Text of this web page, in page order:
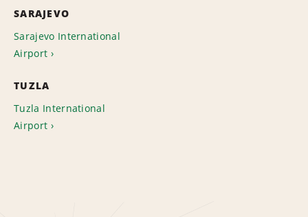
SARAJEVO
Sarajevo International
Airport
TUZLA
Tuzla International
Airport